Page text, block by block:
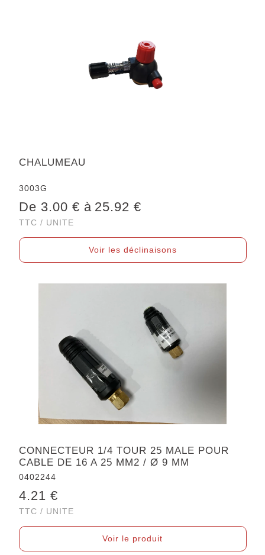
CHALUMEAU
3003G
De 3.00 € à 25.92 €
TTC / UNITE
Voir les déclinaisons
CONNECTEUR 1/4 TOUR 25 MALE POUR
CABLE DE 16 A 25 MM2 / Ø 9 MM
0402244
4.21 €
TTC / UNITE
Voir le produit